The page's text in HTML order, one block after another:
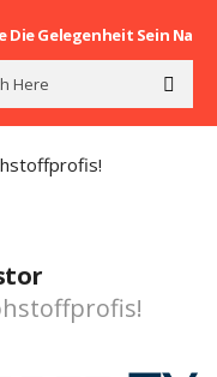
Die Gelegenheit Sein